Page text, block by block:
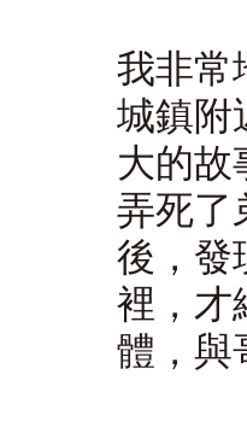
我非常
城鎮附
大的故
弄死了
後，發
裡，才
體，與